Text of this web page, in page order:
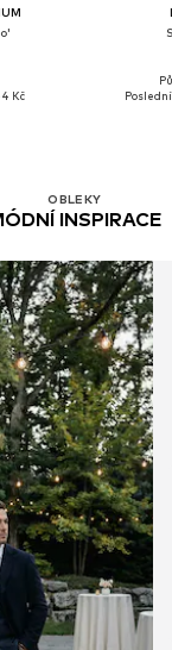
Kč
OBLEKY
INSPIRACE